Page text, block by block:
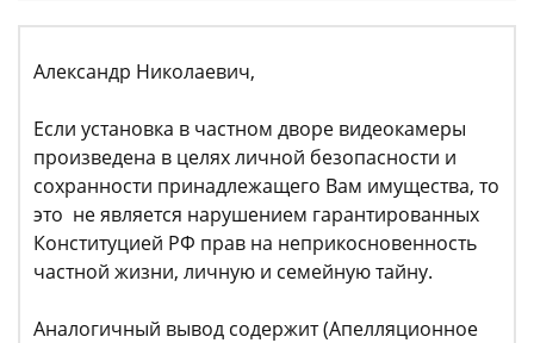
Александр Николаевич,
Если установка в частном дворе видеокамеры
произведена в целях личной безопасности и
сохранности принадлежащего Вам имущества, то
это не является нарушением гарантированных
Конституцией РФ прав на неприкосновенность
частной жизни, личную и семейную тайну.
Аналогичный вывод содержит (Апелляционное